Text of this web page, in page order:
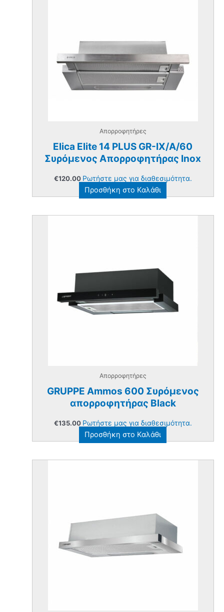
Απορροφητήρες
Elica Elite 14 PLUS GR-IX/A/60
Συρόμενος Απορροφητήρας Inox
€120.00 Ρωτήστε μας για διαθεσιμότητα.
Προσθήκη στο Καλάθι
Απορροφητήρες
GRUPPE Ammos 600 Συρόμενος
απορροφητήρας Black
€135.00 Ρωτήστε μας για διαθεσιμότητα.
Προσθήκη στο Καλάθι